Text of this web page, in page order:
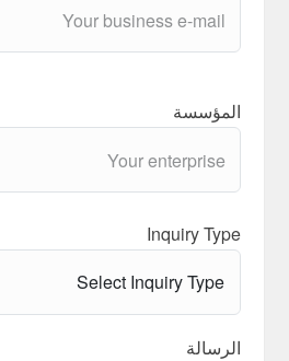
المؤسسة
Inquiry Type
الرسالة